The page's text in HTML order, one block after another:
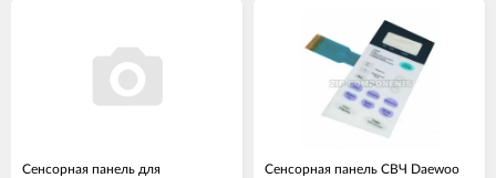
Сенсорная панель для
Сенсорная панель СВЧ Daewoo